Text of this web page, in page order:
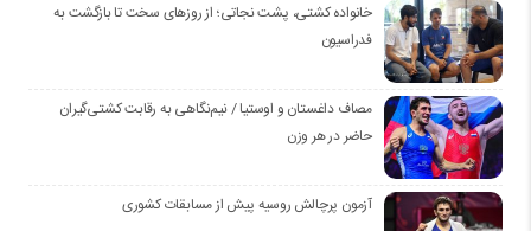
خانواده کشتی، پشت نجاتی؛ از روزهای سخت تا بازگشت به
فدراسیون
مصاف داغستان و اوستیا / نیم‌نگاهی به رقابت کشتی‌گیران
حاضر در هر وزن
آزمون پرچالش روسیه پیش از مسابقات کشوری